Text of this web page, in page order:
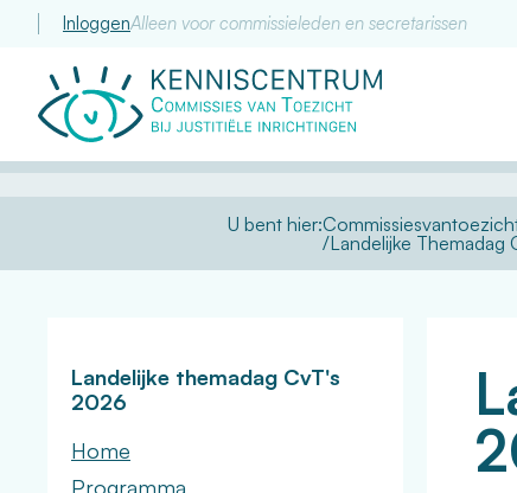
Commissie
InloggenAlleen voor commissieleden en secretarissen
U bent hier:
Landelijke Themadag
Landelijke themadag CvT's
2026
Home
Programma